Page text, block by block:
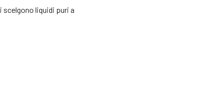
liquidi puri a